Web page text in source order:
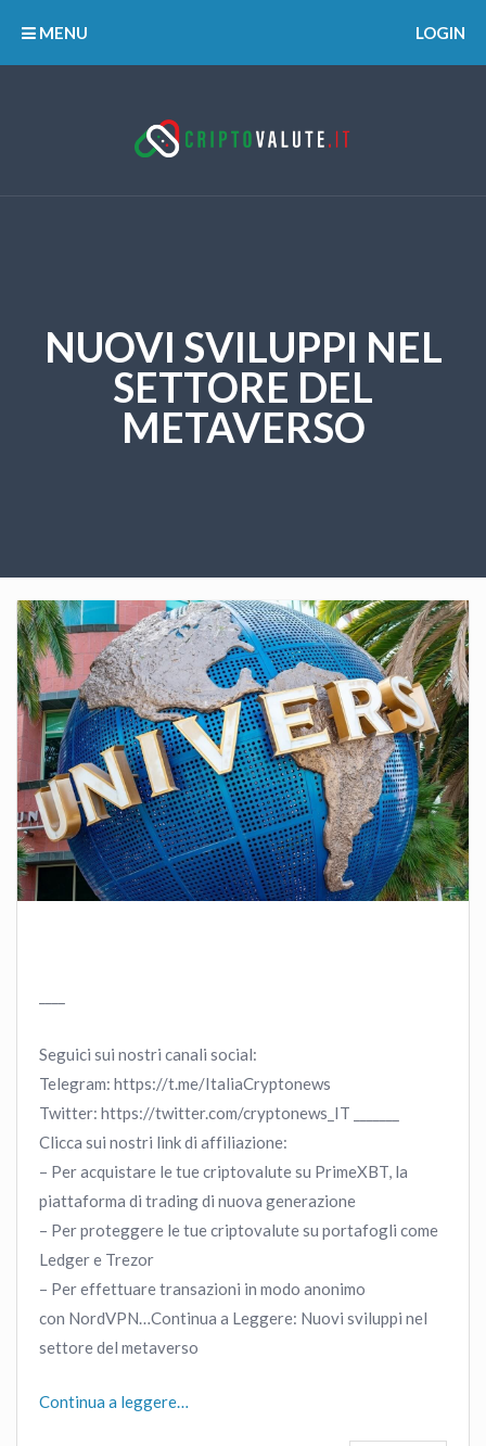
MENU LOGIN
NUOVI SVILUPPI NEL
SETTORE DEL
METAVERSO
Seguici sui nostri canali social:
Telegram: https://t.me/ItaliaCryptonews
Twitter: https://twitter.com/cryptonews_IT _______
Clicca sui nostri link di affiliazione:
– Per acquistare le tue criptovalute su PrimeXBT, la
piattaforma di trading di nuova generazione
– Per proteggere le tue criptovalute su portafogli come
Ledger e Trezor
– Per effettuare transazioni in modo anonimo
con NordVPN…Continua a Leggere: Nuovi sviluppi nel
settore del metaverso
Continua a leggere…